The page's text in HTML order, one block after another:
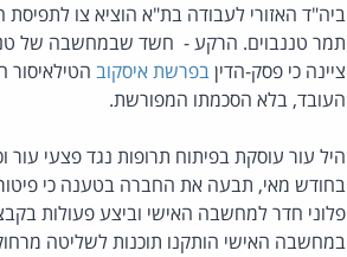
ביה"ד האזורי לעבודה בת"א הוציא צו
תמר טננבוים. הרקע - חשד שבמחשבה של
ציינה כי פסק-הדיןבפרשת איסקובהטילאיסור
העובד, בלא הסכמתו המפורשת.
היל עור עוסקת בפיתוח תרופות נגד פצעי
בחודש מאי, תבעה את החברה בטענה כי
פלוני חדר למחשבה האישי וביצע פעולות
במחשבה האישי הותקנו תוכנות לשליטה